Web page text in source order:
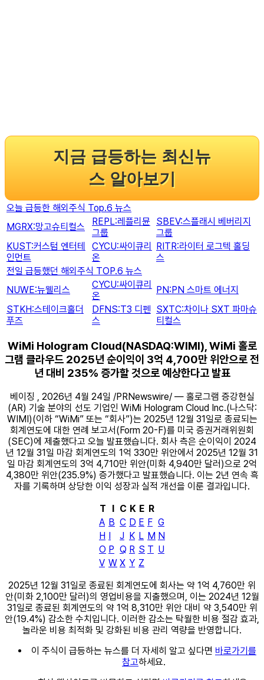
지금 급등하는 최신뉴
스 알아보기
오늘 급등한 해외주식 Top.6 뉴스
MGRX:망고슈티컬스
REPL:레플리뮨
그룹
SBEV:스플래시 베버리지
그룹
KUST:커스텀 엔터테
인먼트
CYCU:싸이큐리
온
RITR:라이터 로그텍 홀딩
스
전일 급등했던 해외주식 TOP.6 뉴스
NUWE:뉴웰리스
CYCU:싸이큐리
온
PN:PN 스마트 에너지
STKH:스테이크홀더
푸즈
DFNS:T3 디펜
스
SXTC:차이나 SXT 파마슈
티컬스
WiMi Hologram Cloud(NASDAQ:WIMI), WiMi 홀로
그램 클라우드 2025년 순이익이 3억 4,700만 위안으로 전
년 대비 235% 증가할 것으로 예상한다고 발표
베이징 , 2026년 4월 24일 /PRNewswire/ — 홀로그램 증강현실
(AR) 기술 분야의 선도 기업인 WiMi Hologram Cloud Inc.(나스닥:
WIMI)(이하 “WiMi” ​​또는 “회사”)는 2025년 12월 31일로 종료되는
회계연도에 대한 연례 보고서(Form 20-F)를 미국 증권거래위원회
(SEC)에 제출했다고 오늘 발표했습니다. 회사 측은 순이익이 2024
년 12월 31일 마감 회계연도의 1억 330만 위안에서 2025년 12월 31
일 마감 회계연도의 3억 4,710만 위안(미화 4,940만 달러)으로 2억
4,380만 위안(235.9%) 증가했다고 발표했습니다. 이는 2년 연속 흑
자를 기록하며 상당한 이익 성장과 실적 개선을 이룬 결과입니다.
T
I C K E R
A B C D E F G
H I J K L M N
O P Q R S T U
V W X Y Z
2025년 12월 31일로 종료된 회계연도에 회사는 약 1억 4,760만 위
안(미화 2,100만 달러)의 영업비용을 지출했으며, 이는 2024년 12월
31일로 종료된 회계연도의 약 1억 8,310만 위안 대비 약 3,540만 위
안(19.4%) 감소한 수치입니다. 이러한 감소는 탁월한 비용 절감 효과,
놀라운 비용 최적화 및 강화된 비용 관리 역량을 반영합니다.
이 주식이 급등하는 뉴스를 더 자세히 알고 싶다면 바로가기를
참고하세요.